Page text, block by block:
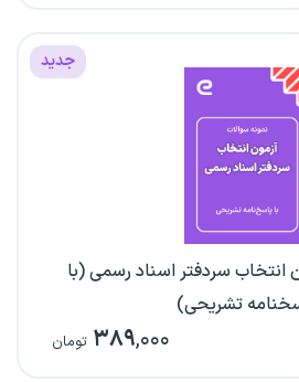
جدید
انتخاب سردفتر اسناد رسمی (با
تشریحی)
۳۸۹,۰۰۰ تومان